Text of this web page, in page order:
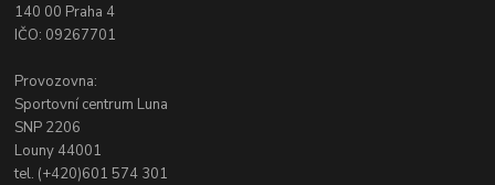
140 00 Praha 4
IČO: 09267701
Provozovna:
Sportovní centrum Luna
SNP 2206
Louny 44001
tel. (+420)601 574 301